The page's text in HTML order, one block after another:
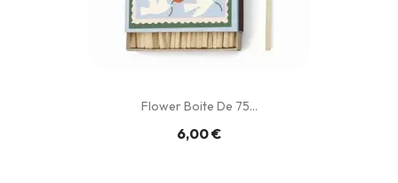
Flower Boite De 75...
6,00 €